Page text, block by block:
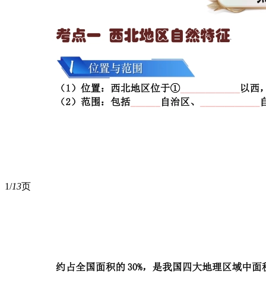
1/13页